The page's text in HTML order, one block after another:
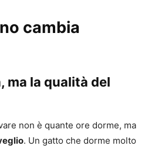
cambia
ma la qualità del
non è quante ore dorme, ma
. Un gatto che dorme molto